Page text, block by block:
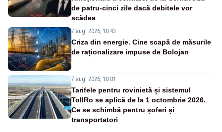
de patru-cinci zile dacă debitele vor
scădea
7 aug. 2026, 10:43
Criza din energie. Cine scapă de măsurile
de raționalizare impuse de Bolojan
7 aug. 2026, 10:01
Tarifele pentru rovinietă și sistemul
TollRo se aplică de la 1 octombrie 2026.
Ce se schimbă pentru șoferi și
transportatori